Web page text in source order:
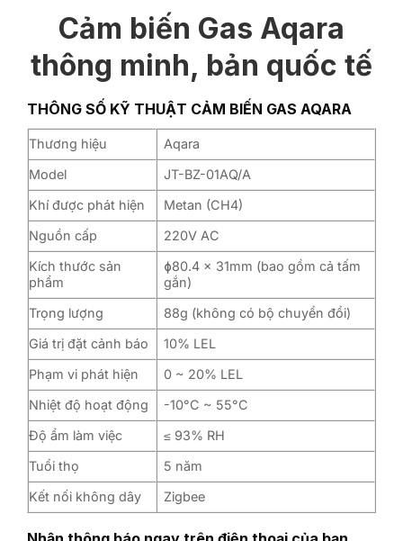
Cảm biến Gas Aqara
thông minh, bản quốc tế
THÔNG SỐ KỸ THUẬT CẢM BIẾN GAS AQARA
Thương hiệu
Aqara
Model
JT-BZ-01AQ/A
Khí được phát hiện
Metan (CH4)
Nguồn cấp
220V AC
Kích thước sản
phẩm
ɸ80.4 x 31mm (bao gồm cả tấm
gắn)
Trọng lượng
88g (không có bộ chuyển đổi)
Giá trị đặt cảnh báo
10% LEL
Phạm vi phát hiện
0 ~ 20% LEL
Nhiệt độ hoạt động
-10°C ~ 55°C
Độ ẩm làm việc
≤ 93% RH
Tuổi thọ
5 năm
Kết nối không dây
Zigbee